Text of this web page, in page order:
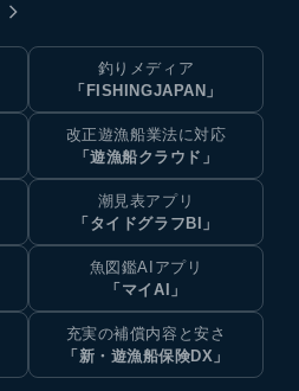
釣りメディア
「FISHINGJAPAN」
改正遊漁船業法に対応
「遊漁船クラウド」
潮見表アプリ
「タイドグラフBI」
魚図鑑AIアプリ
「マイAI」
充実の補償内容と安さ
「新・遊漁船保険DX」